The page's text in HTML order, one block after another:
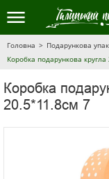
Головна Подарункова
Коробка подарункова
Коробка
20.5*11.8см 7